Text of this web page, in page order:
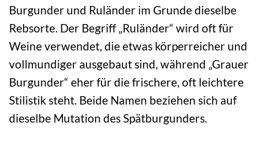
Burgunder und Ruländer im Grunde dieselbe
Rebsorte. Der Begriff „Ruländer“ wird oft für
Weine verwendet, die etwas körperreicher und
vollmundiger ausgebaut sind, während „Grauer
Burgunder“ eher für die frischere, oft leichtere
Stilistik steht. Beide Namen beziehen sich auf
dieselbe Mutation des Spätburgunders.